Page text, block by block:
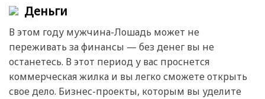
Деньги
В этом году мужчина-Лошадь может не
переживать за финансы — без денег вы не
останетесь. В этот период у вас проснется
коммерческая жилка и вы легко сможете открыть
свое дело. Бизнес-проекты, которым вы уделите